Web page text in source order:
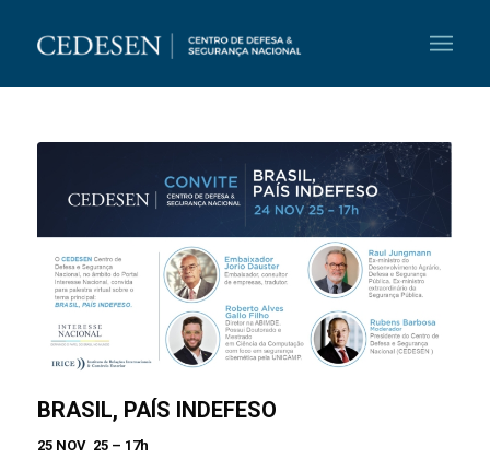
BRASIL, PAÍS INDEFESO
25 NOV 25 – 17h